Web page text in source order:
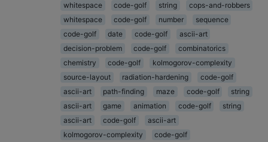
whitespace
code-golf string
cops-and-robbers
whitespace
code-golf number
sequence
code-golf
date code-golf
ascii-art
decision-problem
code-golf
combinatorics
chemistry
code-golf
kolmogorov-complexity
source-layout
radiation-hardening
code-golf
ascii-art
path-finding maze code-golf
string
ascii-art
game animation code-golf
string
ascii-art
code-golf
ascii-art
kolmogorov-complexity
code-golf